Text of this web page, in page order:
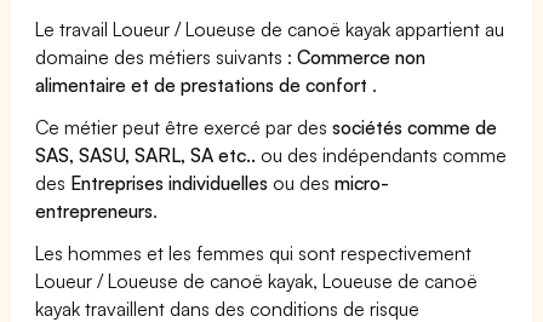
Le travail Loueur / Loueuse de canoë kayak appartient au
domaine des métiers suivants :Commerce non
alimentaire et de prestations de confort .
Ce métier peut être exercé par dessociétés comme de
SAS, SASU, SARL, SA etc.. ou des indépendants comme
des Entreprises individuelles ou desmicro-
entrepreneurs.
Les hommes et les femmes qui sont respectivement
Loueur / Loueuse de canoë kayak, Loueuse de canoë
kayak travaillent dans des conditions de risque